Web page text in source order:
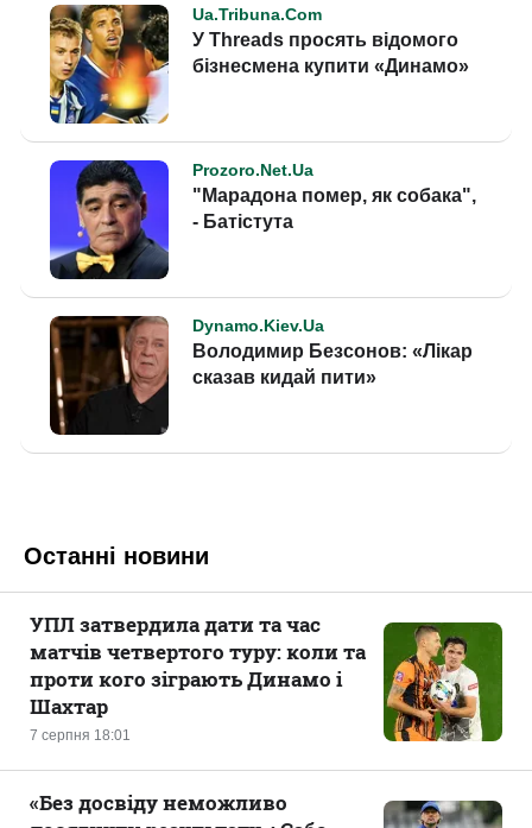
Останні новини
7 серпня 18:01
УПЛ затвердила дати та час
матчів четвертого туру: коли та
проти кого зіграють Динамо і
Шахтар
«Без досвіду неможливо